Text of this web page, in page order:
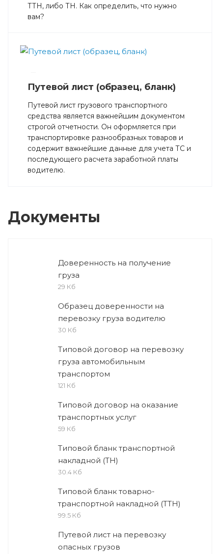
ТТН, либо ТН. Как определить, что нужно
вам?
Путевой лист (образец, бланк)
Путевой лист грузового транспортного
средства является важнейшим документом
строгой отчетности. Он оформляется при
транспортировке разнообразных товаров и
содержит важнейшие данные для учета ТС и
последующего расчета заработной платы
водителю.
Документы
Доверенность на получение
груза
29 Кб
Образец доверенности на
перевозку груза водителю
30 Кб
Типовой договор на перевозку
груза автомобильным
транспортом
121 Кб
Типовой договор на оказание
транспортных услуг
59 Кб
Типовой бланк транспортной
накладной (ТН)
30.4 Кб
Типовой бланк товарно-
транспортной накладной (ТТН)
99.5 Кб
Путевой лист на перевозку
опасных грузов